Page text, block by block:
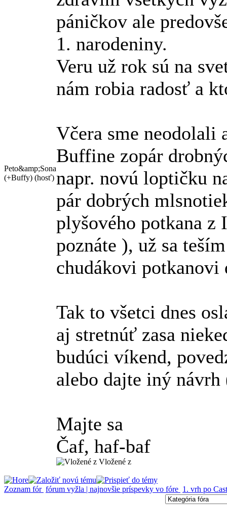
Peto&amp;Sona
(+Buffy) (hosť)
páničkov ale
1. narodeniny.
Veru už rok sú na
nám robia radosť a
Včera sme neodolali
Buffine zopár
napr. novú loptičku
pár dobrých
plyšového potkana z
poznáte ), už sa
chudákovi
Tak to všetci dnes
aj stretnúť zasa
budúci víkend,
alebo dajte iný
Majte sa
Čaf, haf-baf
Vložené z
Zoznam fór fórum vyžla | najnovšie príspevky vo fóre 1. vrh po